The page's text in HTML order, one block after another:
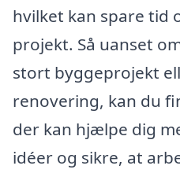
hvilket kan spare tid
projekt. Så uanset
stort byggeprojekt
renovering, kan du
der kan hjælpe dig
idéer og sikre, at